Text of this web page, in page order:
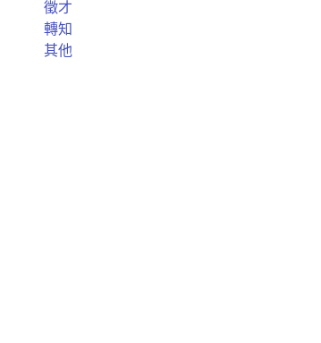
徵才
轉知
其他